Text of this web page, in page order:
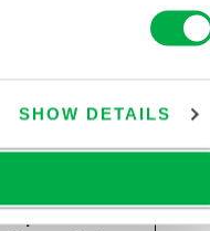
SHOW DETAILS
Chaleco
Lakeland